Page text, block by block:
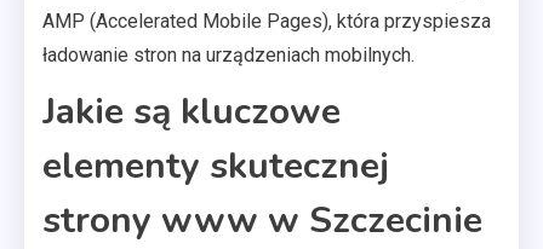
AMP (Accelerated Mobile Pages), która przyspiesza
ładowanie stron na urządzeniach mobilnych.
Jakie są kluczowe
elementy skutecznej
strony www w Szczecinie